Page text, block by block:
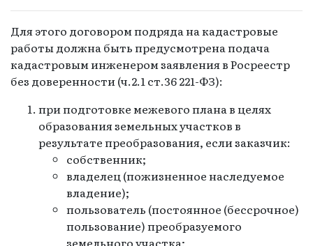
Для этого договором подряда на кадастровые
работы должна быть предусмотрена подача
кадастровым инженером заявления в Росреестр
без доверенности (ч.2.1 ст.36 221-ФЗ):
при подготовке межевого плана в целях
образования земельных участков в
результате преобразования, если заказчик:
собственник;
владелец (пожизненное наследуемое
владение);
пользователь (постоянное (бессрочное)
пользование) преобразуемого
земельного участка;